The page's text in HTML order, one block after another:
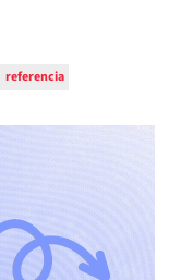
referencia